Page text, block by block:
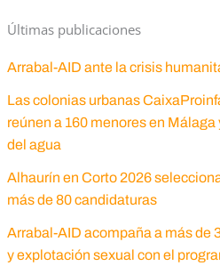
Últimas publicaciones
Arrabal-AID ante la crisis
Las colonias urbanas
reúnen a 160 menores en
del agua
Alhaurín en Corto 2026
más de 80 candidaturas
Arrabal-AID acompaña a más de
y explotación sexual con el